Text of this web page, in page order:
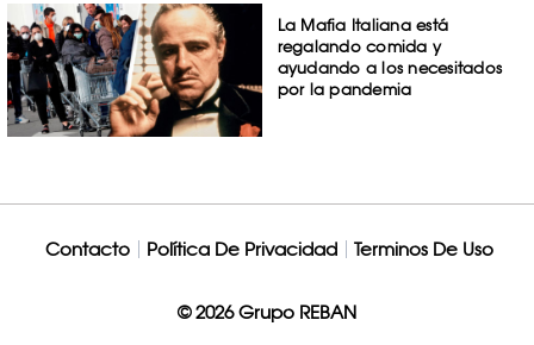
La Mafia Italiana está
regalando comida y
ayudando a los necesitados
por la pandemia
Contacto Política De Privacidad Terminos De Uso
© 2026 Grupo REBAN